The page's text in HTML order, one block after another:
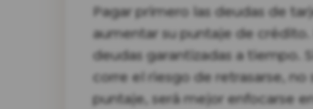
Pagar primero las deudas de
aumentar su puntaje de
deudas garantizadas a tiempo.
corre el riesgo de retrasarse,
puntaje, será mejor enfocarse